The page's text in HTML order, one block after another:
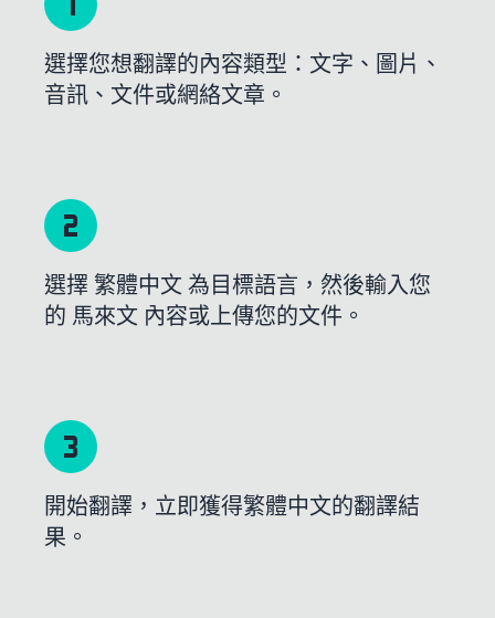
選擇您想翻譯的內容類型：文字、圖片、
音訊、文件或網絡文章。
選擇 繁體中文 為目標語言，然後輸入您
的 馬來文 內容或上傳您的文件。
開始翻譯，立即獲得繁體中文的翻譯結
果。